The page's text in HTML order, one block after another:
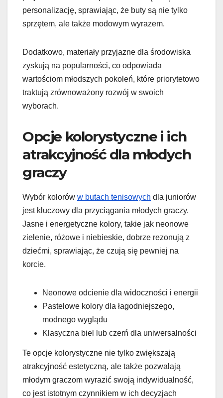
personalizację, sprawiając, że buty są nie tylko
sprzętem, ale także modowym wyrazem.
Dodatkowo, materiały przyjazne dla środowiska
zyskują na popularności, co odpowiada
wartościom młodszych pokoleń, które priorytetowo
traktują zrównoważony rozwój w swoich
wyborach.
Opcje kolorystyczne i ich
atrakcyjność dla młodych
graczy
Wybór kolorów w butach tenisowych dla juniorów
jest kluczowy dla przyciągania młodych graczy.
Jasne i energetyczne kolory, takie jak neonowe
zielenie, różowe i niebieskie, dobrze rezonują z
dziećmi, sprawiając, że czują się pewniej na
korcie.
Neonowe odcienie dla widoczności i energii
Pastelowe kolory dla łagodniejszego,
modnego wyglądu
Klasyczna biel lub czerń dla uniwersalności
Te opcje kolorystyczne nie tylko zwiększają
atrakcyjność estetyczną, ale także pozwalają
młodym graczom wyrazić swoją indywidualność,
co jest istotnym czynnikiem w ich decyzjach